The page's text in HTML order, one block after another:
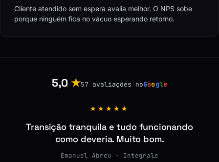
Cliente atendido sem espera avalia melhor. O NPS sobe
porque ninguém fica no vácuo esperando retorno.
5,0 ★57 avaliações noGoogle
★★★★★
Transição tranquila e tudo funcionando
como deveria. Muito bom.
Emanuel Abreu · Integrale